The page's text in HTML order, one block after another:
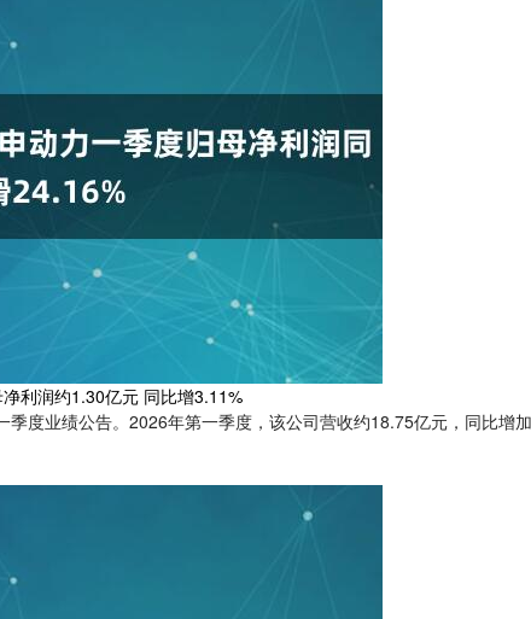
利润约1.30亿元 同比增3.11%
度业绩公告。2026年第一季度，该公司营收约18.75亿元，同比增